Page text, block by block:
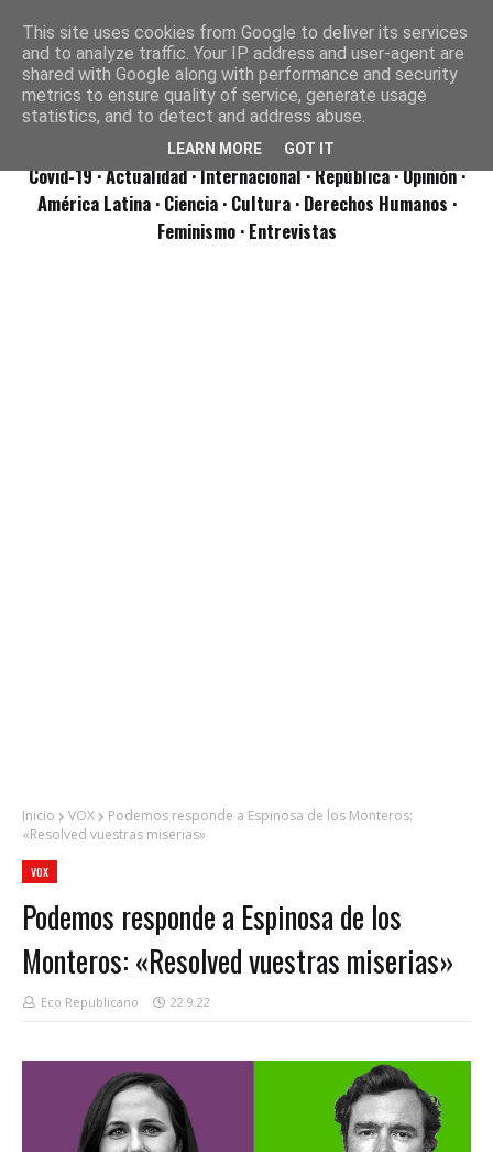
Covid-19· Actualidad· Internacional· República· Opinión·
América Latina · Ciencia · Cultura · Derechos Humanos ·
Feminismo · Entrevistas
Inicio VOX
Podemos responde a Espinosa de los Monteros:
«Resolved vuestras miserias»
VOX
Podemos responde a Espinosa de los
Monteros: «Resolved vuestras miserias»
Eco Republicano 22.9.22
This site uses cookies from Google to deliver its services
and to analyze traffic. Your IP address and user-agent are
shared with Google along with performance and security
metrics to ensure quality of service, generate usage
statistics, and to detect and address abuse.
LEARN MORE GOT IT